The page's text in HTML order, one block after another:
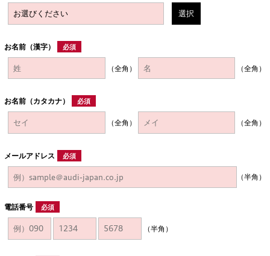
選択
お名前（漢字） 必須
（全角） （全角）
お名前（カタカナ） 必須
（全角） （全角）
メールアドレス 必須
（半角）
電話番号 必須
（半角）